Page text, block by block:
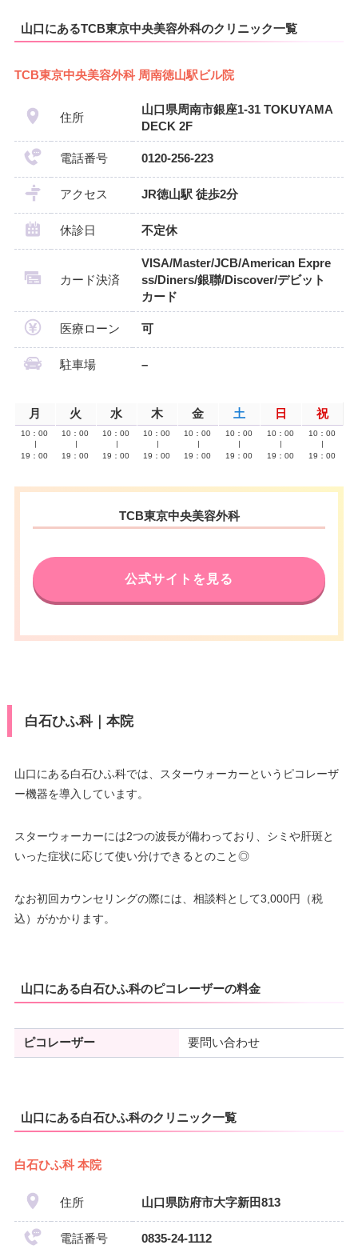
山口にあるTCB東京中央美容外科のクリニック一覧
TCB東京中央美容外科 周南徳山駅ビル院
住所
山口県周南市銀座1-31 TOKUYAMA
DECK 2F
電話番号 0120-256-223
アクセス JR徳山駅 徒歩2分
休診日 不定休
カード決済
VISA/Master/JCB/American Expre
ss/Diners/銀聯/Discover/デビット
カード
医療ローン 可
駐車場 –
月 火 水 木 金 土 日 祝
10：00
19：00
10：00
19：00
10：00
19：00
10：00
19：00
10：00
19：00
10：00
19：00
10：00
19：00
10：00
19：00
TCB東京中央美容外科
公式サイトを見る
白石ひふ科｜本院
山口にある白石ひふ科では、スターウォーカーというピコレーザ
ー機器を導入しています。
スターウォーカーには2つの波長が備わっており、シミや肝斑と
いった症状に応じて使い分けできるとのこと◎
なお初回カウンセリングの際には、相談料として3,000円（税
込）がかかります。
山口にある白石ひふ科のピコレーザーの料金
ピコレーザー 要問い合わせ
山口にある白石ひふ科のクリニック一覧
白石ひふ科 本院
住所 山口県防府市大字新田813
電話番号 0835-24-1112